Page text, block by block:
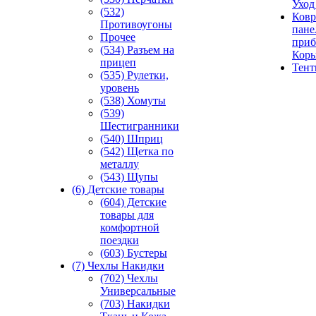
(532)
Противоугоны
Прочее
(534) Разъем на
прицеп
(535) Рулетки,
уровень
(538) Хомуты
(539)
Шестигранники
(540) Шприц
(542) Щетка по
металлу
(543) Щупы
(6) Детские товары
(604) Детские
товары для
комфортной
поездки
(603) Бустеры
(7) Чехлы Накидки
(702) Чехлы
Универсальные
(703) Накидки
Уход